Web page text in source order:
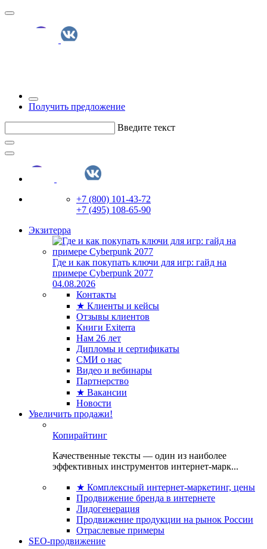
Получить предложение
Введите текст
+7 (800) 101-43-72
+7 (495) 108-65-90
Экзитерра
Где и как покупать ключи для игр: гайд на
примере Cyberpunk 2077
04.08.2026
Контакты
★ Клиенты и кейсы
Отзывы клиентов
Книги Exiterra
Нам 26 лет
Дипломы и сертификаты
СМИ о нас
Видео и вебинары
Партнерство
★ Вакансии
Новости
Увеличить продажи!
Копирайтинг
Качественные тексты — один из наиболее
эффективных инструментов интернет-марк...
★ Комплексный интернет-маркетинг, цены
Продвижение бренда в интернете
Лидогенерация
Продвижение продукции на рынок России
Отраслевые примеры
SEO-продвижение